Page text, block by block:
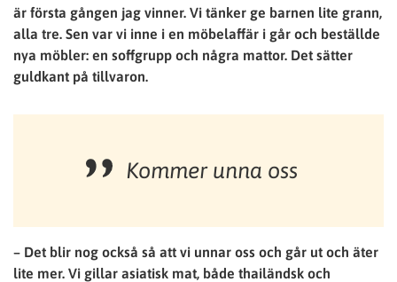
är första gången jag vinner. Vi tänker ge barnen lite grann,
alla tre. Sen var vi inne i en möbelaffär i går och beställde
nya möbler: en soffgrupp och några mattor. Det sätter
guldkant på tillvaron.
Kommer unna oss
– Det blir nog också så att vi unnar oss och går ut och äter
lite mer. Vi gillar asiatisk mat, både thailändsk och